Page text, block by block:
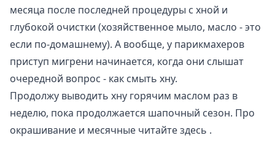
месяца после последней процедуры с хной и
глубокой очистки (хозяйственное мыло, масло - это
если по-домашнему). А вообще, у парикмахеров
приступ мигрени начинается, когда они слышат
очередной вопрос - как смыть хну.
Продолжу выводить хну горячим маслом раз в
неделю, пока продолжается шапочный сезон. Про
окрашивание и месячные читайтездесь .